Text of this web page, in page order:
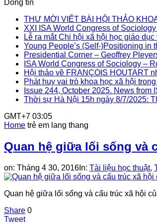
Dòng tin
THƯ MỜI VIẾT BÀI HỘI THẢO
XXI ISA World Congress of
Lễ ra mắt Chi hội xã hội học giáo
Young People’s (Self-)Positioning in
Presidential Corner – Geoffrey
ISA World Congress of Sociology –
Hội thảo về FRANÇOIS HOUTART
Phát huy vai trò khoa học xã hội
Issue 244, October 2025. News from
Thời sự Hà Nội 15h ngày 8/7/2025:
GMT+7 03:05
Home trẻ em lang thang
Quan hệ giữa lối sống và
on: Tháng 4 30, 2016 In: Tài liệu học thuật,
Quan hệ giữa lối sống và cấu trúc xã hội
Share 0
Tweet